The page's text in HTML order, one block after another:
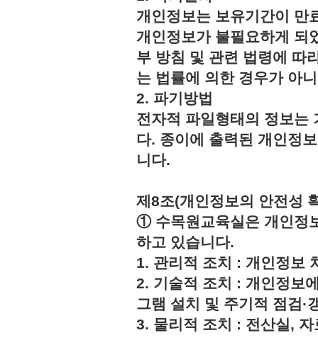
개인정보는 보유기간이 만
개인정보가 불필요하게 되
부 방침 및 관련 법령에 따
는 법률에 의한 경우가 아
2. 파기방법
전자적 파일형태의 정보는
다. 종이에 출력된 개인정
니다.
제8조(개인정보의 안전성
① 수목원교육실은 개인정
하고 있습니다.
1. 관리적 조치 : 개인정보
2. 기술적 조치 : 개인정보
그램 설치 및 주기적 점검·
3. 물리적 조치 : 전산실,